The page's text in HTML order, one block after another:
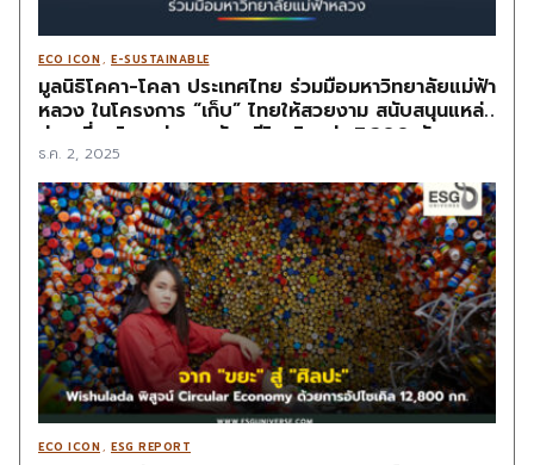
ECO ICON , E-SUSTAINABLE
มูลนิธิโคคา-โคลา ประเทศไทย ร่วมมือมหาวิทยาลัยแม่ฟ้า
หลวง ในโครงการ “เก็บ” ไทยให้สวยงาม สนับสนุนแหล่ง
ท่องเที่ยวไทย ช่วยขนวัสดุรีไซเคิลกว่า 7,200 ตัน ออก
จากเกาะในภาคตะวันออก
ธ.ค. 2, 2025
ECO ICON , ESG REPORT